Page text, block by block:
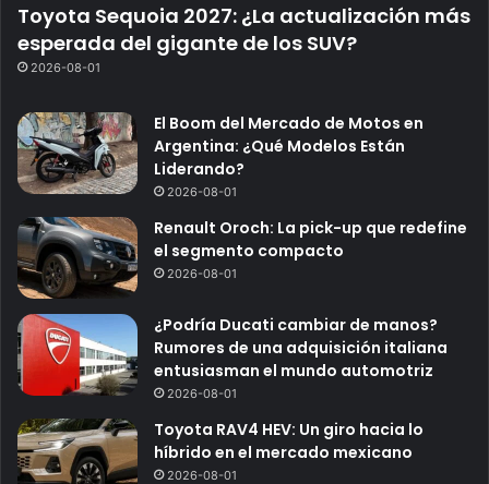
Toyota Sequoia 2027: ¿La actualización más
esperada del gigante de los SUV?
2026-08-01
El Boom del Mercado de Motos en
Argentina: ¿Qué Modelos Están
Liderando?
2026-08-01
Renault Oroch: La pick-up que redefine
el segmento compacto
2026-08-01
¿Podría Ducati cambiar de manos?
Rumores de una adquisición italiana
entusiasman el mundo automotriz
2026-08-01
Toyota RAV4 HEV: Un giro hacia lo
híbrido en el mercado mexicano
2026-08-01